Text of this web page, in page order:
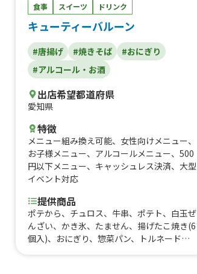
食事 スイーツ ドリンク
キューティーバルーン
#唐揚げ #焼きそば
#おにぎり
#アルコール・お酒
出店希望都道府県
愛知県
特徴
メニュー組み換え可能、 女性向けメニュー、
お子様メニュー、 アルコールメニュー、 500
円以下メニュー、 キャッシュレス決済、 大型
イベント対応
提供商品
ポテから、チュロス、牛串、ポテト、白玉ぜ
んざい、かき氷、たません、揚げたこ焼き(6
個入)、おにぎり、惣菜パン、トルネードポ